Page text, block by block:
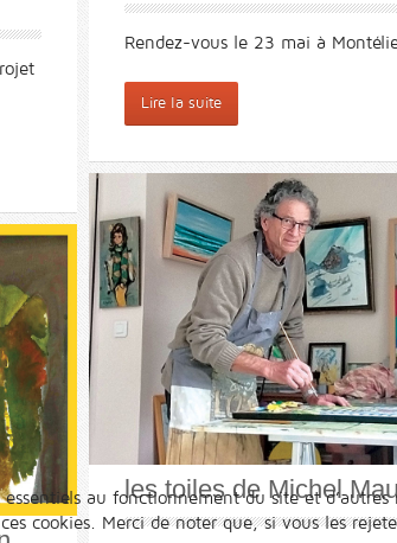
Rendez-vous le 23 mai à
Lire la suite
les toiles de Michel
au fonctionnement du site et
cookies. Merci de noter que, si vous les